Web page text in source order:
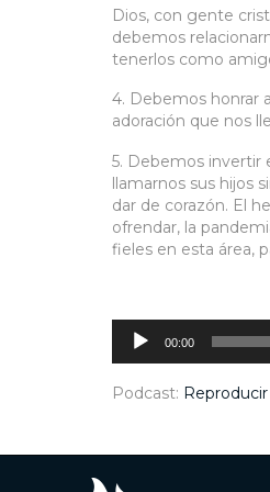
Dios, con gente
debemos
tenerlos como
4. Debemos honrar
adoración que nos
5. Debemos invertir
llamarnos sus hijos
dar de corazón. El
ofrendar, la
fieles en esta área,
Reproductor
audio 00:00
Podcast: